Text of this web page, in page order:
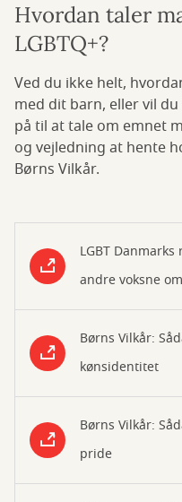
Hvordan taler
LGBTQ+?
Ved du ikke helt,
med dit barn, eller vil
på til at tale om emnet
og vejledning at hente
Børns Vilkår.
LGBT
andre voksne
Børns Vilkår:
kønsidentitet
Børns Vilkår:
pride